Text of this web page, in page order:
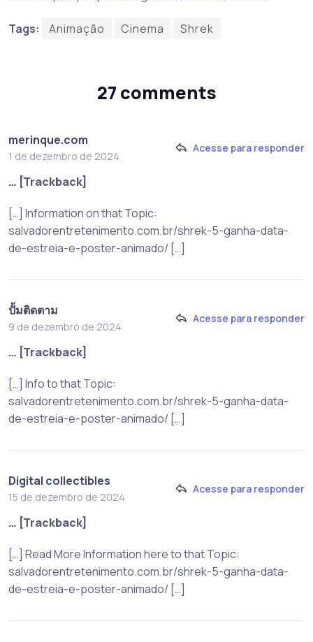
Tags: Animação Cinema Shrek
27 comments
merinque.com
1 de dezembro de 2024
Acesse para responder
… [Trackback]
[…] Information on that Topic:
salvadorentretenimento.com.br/shrek-5-ganha-data-
de-estreia-e-poster-animado/ […]
ปั้มติดตาม
9 de dezembro de 2024
Acesse para responder
… [Trackback]
[…] Info to that Topic:
salvadorentretenimento.com.br/shrek-5-ganha-data-
de-estreia-e-poster-animado/ […]
Digital collectibles
15 de dezembro de 2024
Acesse para responder
… [Trackback]
[…] Read More Information here to that Topic:
salvadorentretenimento.com.br/shrek-5-ganha-data-
de-estreia-e-poster-animado/ […]